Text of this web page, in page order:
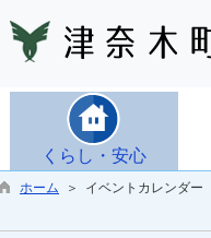
くらし・安心
ホーム ＞ イベントカレンダー